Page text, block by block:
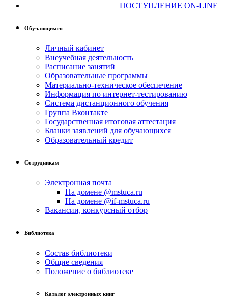
ПОСТУПЛЕНИЕ ON-LINE
Обучающимся
Личный кабинет
Внеучебная деятельность
Расписание занятий
Образовательные программы
Материально-техническое обеспечение
Информация по интернет-тестированию
Система дистанционного обучения
Группа Вконтакте
Государственная итоговая аттестация
Бланки заявлений для обучающихся
Образовательный кредит
Сотрудникам
Электронная почта
На домене @mstuca.ru
На домене @if-mstuca.ru
Вакансии, конкурсный отбор
Библиотека
Состав библиотеки
Общие сведения
Положение о библиотеке
Каталог электронных книг